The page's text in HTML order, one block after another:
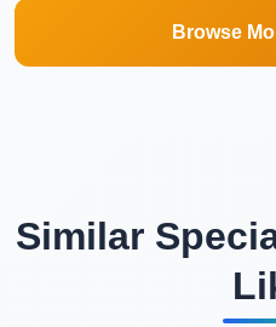
Browse
Similar